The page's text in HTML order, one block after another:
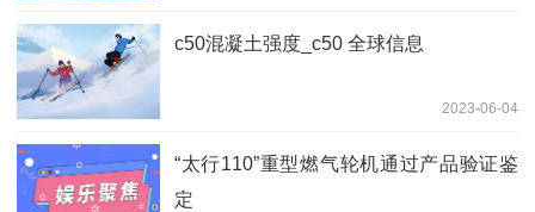
c50混凝土强度_c50 全球信息
2023-06-04
“太行110”重型燃气轮机通过产品验证鉴
定